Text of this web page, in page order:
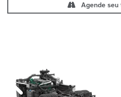
Agende
Anterior